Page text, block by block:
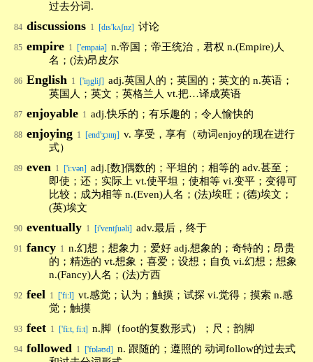
过去分词.
84 discussions 1 [dɪs'kʌʃnz] 讨论
85 empire 1 ['empaiə] n.帝国；帝王统治，君权 n.(Empire)人
名；(法)昂皮尔
86 English 1 ['iŋgliʃ] adj.英国人的；英国的；英文的 n.英语；
英国人；英文；英格兰人 vt.把…译成英语
87 enjoyable 1 adj.快乐的；有乐趣的；令人愉快的
88 enjoying 1 [end'ʒɔɪɪŋ] v. 享受，享有（动词enjoy的现在进行
式）
89 even 1 ['i:vən] adj.[数]偶数的；平坦的；相等的 adv.甚至；
即使；还；实际上 vt.使平坦；使相等 vi.变平；变得可
比较；成为相等 n.(Even)人名；(法)埃旺；(德)埃文；
(英)埃文
90 eventually 1 [i'ventʃuəli] adv.最后，终于
91 fancy 1 n.幻想；想象力；爱好 adj.想象的；奇特的；昂贵
的；精选的 vt.想象；喜爱；设想；自负 vi.幻想；想象
n.(Fancy)人名；(法)方西
92 feel 1 ['fi:l] vt.感觉；认为；触摸；试探 vi.觉得；摸索 n.感
觉；触摸
93 feet 1 ['fi:t, fi:t] n.脚（foot的复数形式）；尺；韵脚
94 followed 1 ['fɒləʊd] n. 跟随的；遵照的 动词follow的过去式